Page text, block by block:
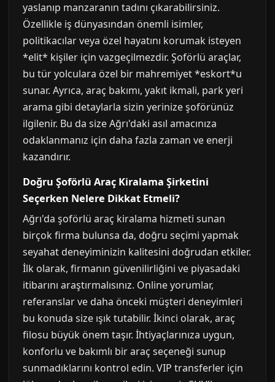
yaslanıp manzaranın tadını çıkarabilirsiniz.
Özellikle iş dünyasından önemli isimler,
politikacılar veya özel hayatını korumak isteyen
*elit* kişiler için vazgeçilmezdir. Şoförlü araçlar,
bu tür yolculara özel bir mahremiyet *eskort*u
sunar. Ayrıca, araç bakımı, yakıt ikmali, park yeri
arama gibi detaylarla sizin yerinize şoförünüz
ilgilenir. Bu da size Ağrı'daki asıl amacınıza
odaklanmanız için daha fazla zaman ve enerji
kazandırır.
Doğru Şoförlü Araç Kiralama Şirketini
Seçerken Nelere Dikkat Etmeli?
Ağrı'da şoförlü araç kiralama hizmeti sunan
birçok firma bulunsa da, doğru seçimi yapmak
seyahat deneyiminizin kalitesini doğrudan etkiler.
İlk olarak, firmanın güvenilirliğini ve piyasadaki
itibarını araştırmalısınız. Online yorumlar,
referanslar ve daha önceki müşteri deneyimleri
bu konuda size ışık tutabilir. İkinci olarak, araç
filosu büyük önem taşır. İhtiyaçlarınıza uygun,
konforlu ve bakımlı bir araç seçeneği sunup
sunmadıklarını kontrol edin. VIP transferler için